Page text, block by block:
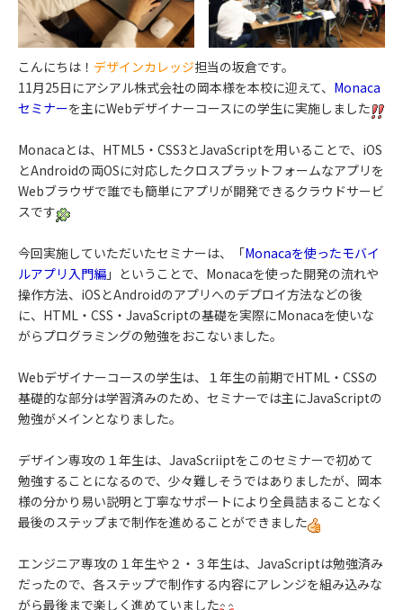
こんにちは！ デザインカレッジ担当の坂倉です。
11月25日にアシアル株式会社の岡本様を本校に迎えて、 Monaca
セミナーを主にWebデザイナーコースにの学生に実施しました
Monacaとは、HTML5・CSS3とJavaScriptを用いることで、iOS
とAndroidの両OSに対応したクロスプラットフォームなアプリを
Webブラウザで誰でも簡単にアプリが開発できるクラウドサービ
スです
今回実施していただいたセミナーは、「Monacaを使ったモバイ
ルアプリ入門編 」ということで、Monacaを使った開発の流れや
操作方法、iOSとAndroidのアプリへのデプロイ方法などの後
に、HTML・CSS・JavaScriptの基礎を実際にMonacaを使いな
がらプログラミングの勉強をおこないました。
Webデザイナーコースの学生は、１年生の前期でHTML・CSSの
基礎的な部分は学習済みのため、セミナーでは主にJavaScriptの
勉強がメインとなりました。
デザイン専攻の１年生は、JavaScriiptをこのセミナーで初めて
勉強することになるので、少々難しそうではありましたが、岡本
様の分かり易い説明と丁寧なサポートにより全員詰まることなく
最後のステップまで制作を進めることができました
エンジニア専攻の１年生や２・３年生は、JavaScriptは勉強済み
だったので、各ステップで制作する内容にアレンジを組み込みな
がら最後まで楽しく進めていました